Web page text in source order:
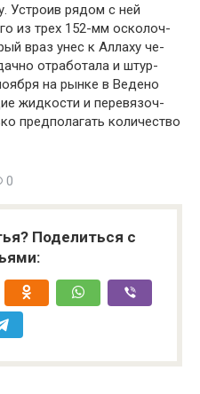
Устроив рядом с ней
из трех 152-мм осколоч­
враз унес к Аллаху че­
отработала и штур­
на рынке в Ведено
жидкости и перевязоч­
предполагать количест­во
0
Поделиться с